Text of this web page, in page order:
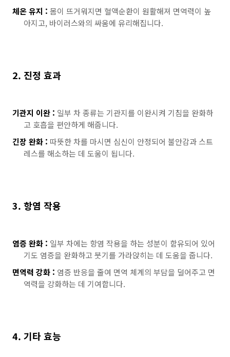
체온 유지 : 몸이 뜨거워지면 혈액순환이 원활해져 면역력이 높
아지고, 바이러스와의 싸움에 유리해집니다.
2. 진정 효과
기관지 이완 : 일부 차 종류는 기관지를 이완시켜 기침을 완화하
고 호흡을 편안하게 해줍니다.
긴장 완화 : 따뜻한 차를 마시면 심신이 안정되어 불안감과 스트
레스를 해소하는 데 도움이 됩니다.
3. 항염 작용
염증 완화 : 일부 차에는 항염 작용을 하는 성분이 함유되어 있어
기도 염증을 완화하고 붓기를 가라앉히는 데 도움을 줍니다.
면역력 강화 : 염증 반응을 줄여 면역 체계의 부담을 덜어주고 면
역력을 강화하는 데 기여합니다.
4. 기타 효능